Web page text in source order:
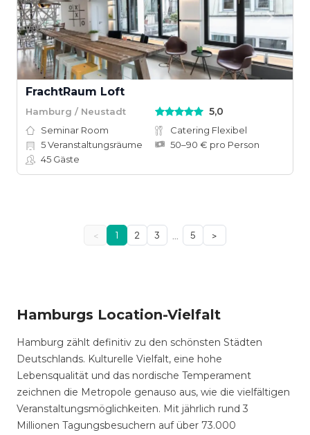
FrachtRaum Loft
Hamburg / Neustadt 5,0
Seminar Room
Catering Flexibel
5Veranstaltungsräume
50–90 € pro Person
45 Gäste
< 1 2 3 … 5 >
Hamburgs Location-Vielfalt
Hamburg zählt definitiv zu den schönsten Städten
Deutschlands. Kulturelle Vielfalt, eine hohe
Lebensqualität und das nordische Temperament
zeichnen die Metropole genauso aus, wie die vielfältigen
Veranstaltungsmöglichkeiten. Mit jährlich rund 3
Millionen Tagungsbesuchern auf über 73.000